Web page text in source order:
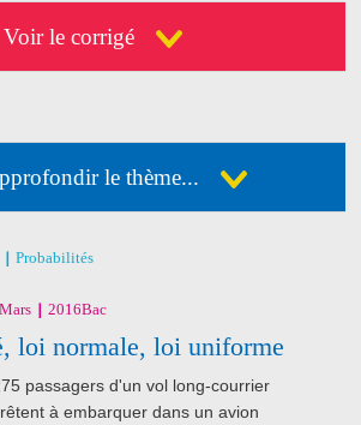
Voir le corrigé
Déja abonné ?
abonné ?
acheté un livre
de révision
Nathan
le thème...
Probabilités
Mars 2016Bac
loi normale, loi uniforme
passagers d'un vol long-courrier
à embarquer dans un avion